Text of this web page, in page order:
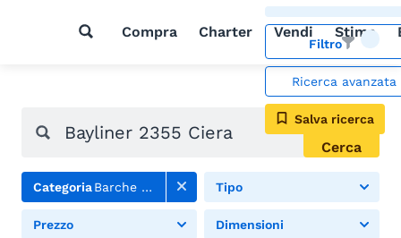
Compra Charter Vendi Stima
Filtro
Ricerca avanzata
Salva ricerca
Cerca
CategoriaBarche a motore Tipo
Prezzo Dimensioni